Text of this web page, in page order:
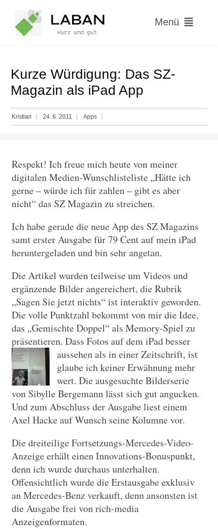
content
Menü
Worum geht’s?
Blog
Kurze Würdigung: Das SZ-
Magazin als iPad App
Kristian 24. 6. 2011 Apps
Respekt! Ich freue mich heute von meiner
digitalen Medien-Wunschlisteliste „Hätte ich
gerne – würde ich für zahlen – gibt es aber
nicht“ das SZ Magazin zu streichen.
Ich habe gerade die neue App des SZ Magazins
samt erster Ausgabe für 79 Cent auf mein iPad
heruntergeladen und bin sehr angetan.
Die Artikel wurden teilweise um Videos und
ergänzende Bilder angereichert, die Rubrik
„Sagen Sie jetzt nichts“ ist interaktiv geworden.
Die volle Punktzahl bekommt von mir die Idee,
das „Gemischte Doppel“ als Memory-Spiel zu
präsentieren. Dass Fotos auf dem iPad besser
aussehen als in einer Zeitschrift, ist
glaube ich keiner Erwähnung mehr
wert. Die ausgesuchte Bilderserie
von Sibylle Bergemann lässt sich gut angucken.
Und zum Abschluss der Ausgabe liest einem
Axel Hacke auf Wunsch seine Kolumne vor.
Die dreiteilige Fortsetzungs-Mercedes-Video-
Anzeige erhält einen Innovations-Bonuspunkt,
denn ich wurde durchaus unterhalten.
Offensichtlich wurde die Erstausgabe exklusiv
an Mercedes-Benz verkauft, denn ansonsten ist
die Ausgabe frei von rich-media
Anzeigenformaten.